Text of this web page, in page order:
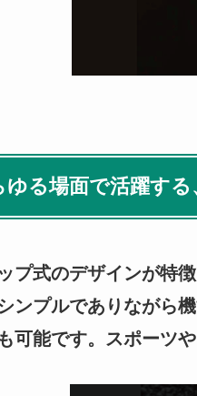
ゆる場面で活躍す
プ式のデザインが特
ンプルでありながら
可能です。スポーツ